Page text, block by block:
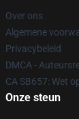
Over ons
Algemene
Privacybeleid
DMCA -
CA SB657: Wet
Onze steun